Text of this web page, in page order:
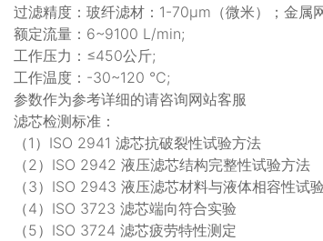
过滤精度：玻纤滤材：1-70μm（微米）；金
额定流量：6~9100 L/min;
工作压力：≤450公斤;
工作温度：-30~120 ℃;
参数作为参考详细的请咨询网站客服
滤芯检测标准：
（1）ISO 2941 滤芯抗破裂性试验方法
（2）ISO 2942 液压滤芯结构完整性试验方法
（3）ISO 2943 液压滤芯材料与液体相容性试
（4）ISO 3723 滤芯端向符合实验
（5）ISO 3724 滤芯疲劳特性测定